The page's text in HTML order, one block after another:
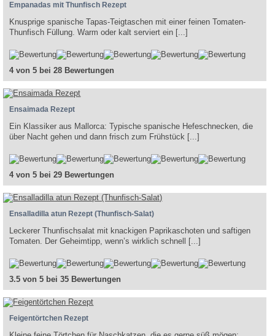
Empanadas mit Thunfisch Rezept
Knusprige spanische Tapas-Teigtaschen mit einer feinen Tomaten-
Thunfisch Füllung. Warm oder kalt serviert ein [...]
4 von 5 bei 28 Bewertungen
Ensaimada Rezept
Ein Klassiker aus Mallorca: Typische spanische Hefeschnecken, die
über Nacht gehen und dann frisch zum Frühstück [...]
4 von 5 bei 29 Bewertungen
Ensalladilla atun Rezept (Thunfisch-Salat)
Leckerer Thunfischsalat mit knackigen Paprikaschoten und saftigen
Tomaten. Der Geheimtipp, wenn’s wirklich schnell [...]
3.5 von 5 bei 35 Bewertungen
Feigentörtchen Rezept